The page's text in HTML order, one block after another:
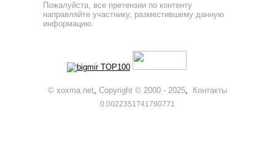
Пожалуйста, все претензии по контенту
направляйте участнику, разместившему данную
информацию.
© xoxma.net, Copyright © 2000 - 2025, Контакты
0.0022351741790771